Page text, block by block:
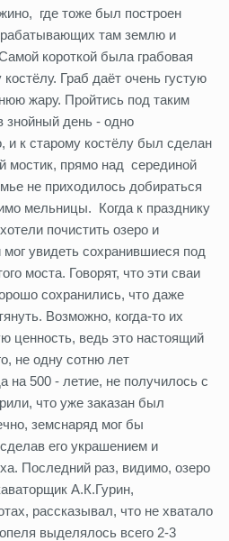
где тоже был построен
там землю и
короткой была грабовая
Граб даёт очень густую
жару. Пройтись под таким
знойный день - одно
и к старому костёлу был сделан
мостик, прямо над серединой
не приходилось добираться
мельницы. Когда к празднику
почистить озеро и
увидеть сохранившиеся под
моста. Говорят, что эти сваи
сохранились, что даже
Возможно, когда-то их
ценность, ведь это настоящий
не одну сотню лет
на 500 - летие, не получилось с
что уже заказан был
земснаряд мог бы
его украшением и
Последний раз, видимо, озеро
А.К.Гурин,
рассказывал, что не хватало
выделялось всего 2-3